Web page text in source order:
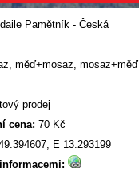
Pamětník - Česká
měď+mosaz, mosaz+měď
prodej
cena: 70 Kč
E 13.293199